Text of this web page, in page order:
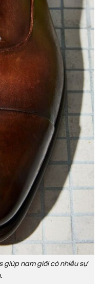
nam giới có nhiều sự